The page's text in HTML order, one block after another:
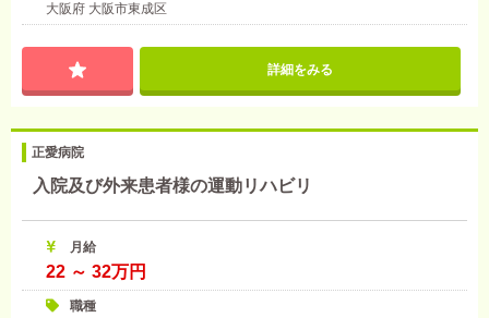
大阪府 大阪市東成区
詳細をみる
正愛病院
入院及び外来患者様の運動リハビリ
月給
22 ～ 32万円
職種